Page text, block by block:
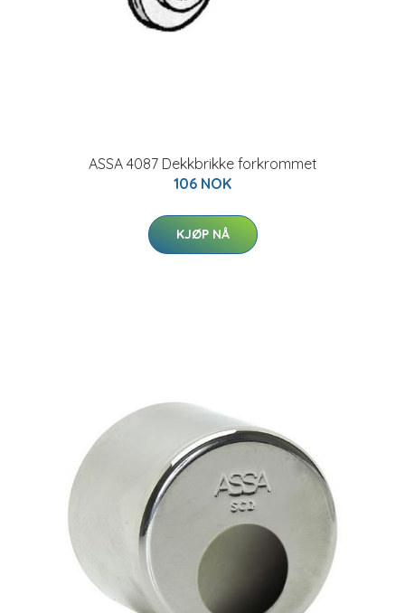
ASSA 4087 Dekkbrikke forkrommet
106 NOK
KJØP NÅ